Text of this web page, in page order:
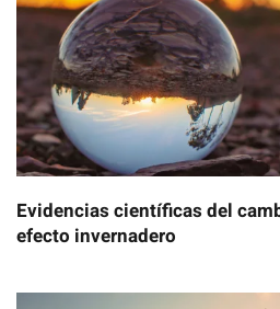
Evidencias científicas del
efecto invernadero